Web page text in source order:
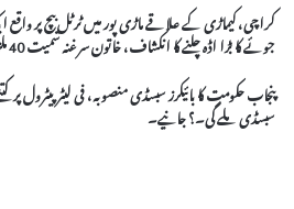
کراچی، کیماڑی کے علاقے ماڑی پور میں ٹرٹل بیچ پر
جوئے کا بڑا اڈہ چلنے کا انکشاف، خاتون سرغنہ سمیت 40 ملزمان گرفتار
پنجاب حکومت کا بائیکرز سبسڈی منصوبہ، فی لیٹر پیٹرول پر
سبسڈی ملے گی۔؟ جانیے۔